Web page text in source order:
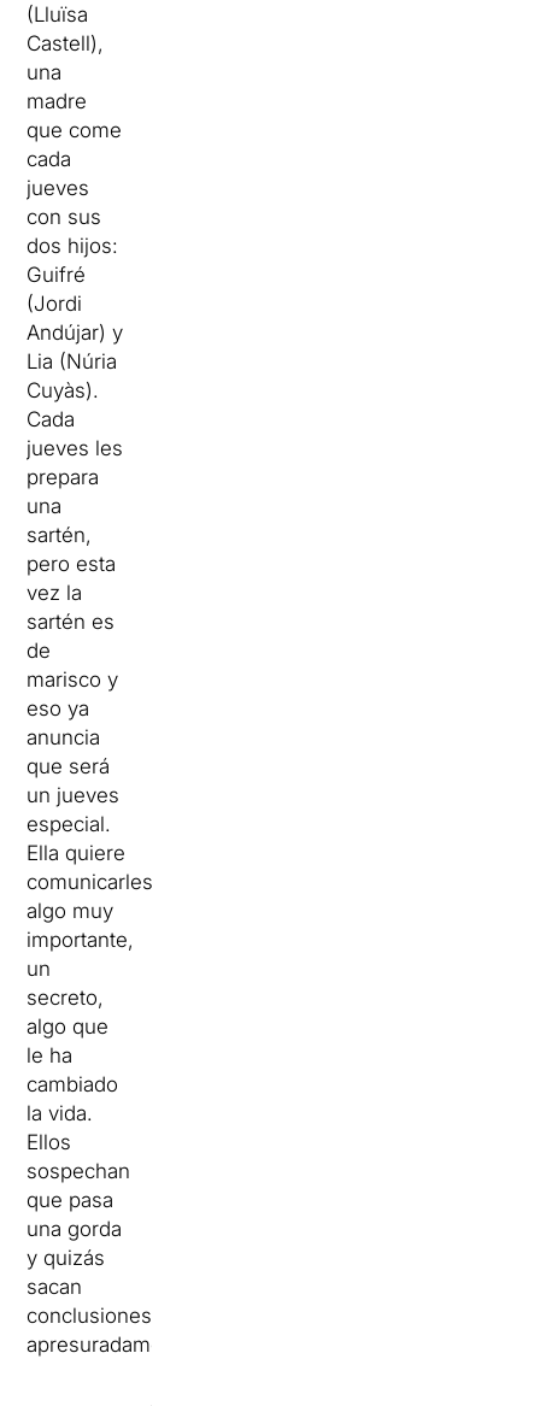
(Lluïsa
Castell),
una
madre
que come
cada
jueves
con sus
dos hijos:
Guifré
(Jordi
Andújar) y
Lia (Núria
Cuyàs).
Cada
jueves les
prepara
una
sartén,
pero esta
vez la
sartén es
de
marisco y
eso ya
anuncia
que será
un jueves
especial.
Ella quiere
comunicarles
algo muy
importante,
un
secreto,
algo que
le ha
cambiado
la vida.
Ellos
sospechan
que pasa
una gorda
y quizás
sacan
conclusiones
apresuradamente.